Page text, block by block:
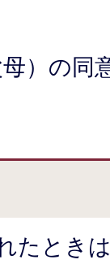
）の同
たとき